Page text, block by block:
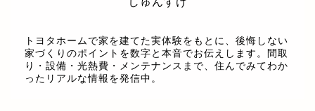
トヨタホームで家を建てた実体験をもとに、後悔しない
家づくりのポイントを数字と本音でお伝えします。間取
り・設備・光熱費・メンテナンスまで、住んでみてわか
ったリアルな情報を発信中。